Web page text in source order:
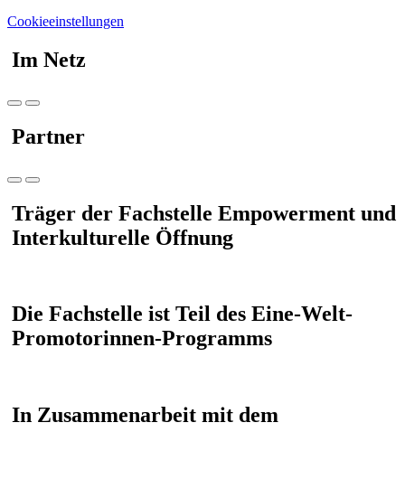
Cookieeinstellungen
Im Netz
Partner
Träger der Fachstelle Empowerment und
Interkulturelle Öffnung
Die Fachstelle ist Teil des Eine-Welt-
Promotorinnen-Programms
In Zusammenarbeit mit dem